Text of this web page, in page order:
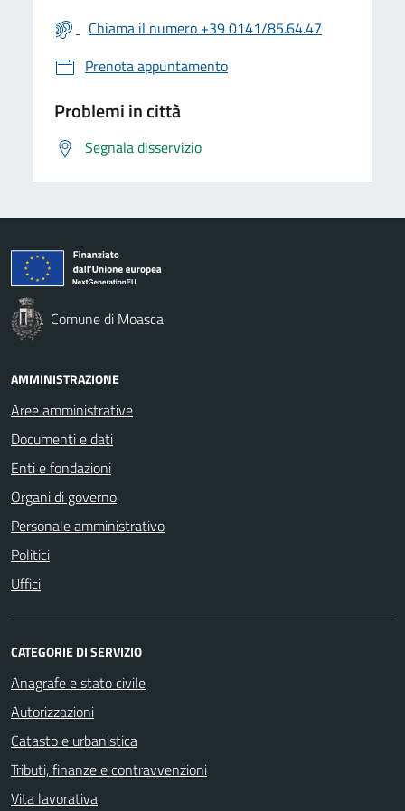
Chiama il numero +39 0141/85.64.47
Prenota appuntamento
Problemi in città
Segnala disservizio
Comune di Moasca
AMMINISTRAZIONE
Aree amministrative
Documenti e dati
Enti e fondazioni
Organi di governo
Personale amministrativo
Politici
Uffici
CATEGORIE DI SERVIZIO
Anagrafe e stato civile
Autorizzazioni
Catasto e urbanistica
Tributi, finanze e contravvenzioni
Vita lavorativa